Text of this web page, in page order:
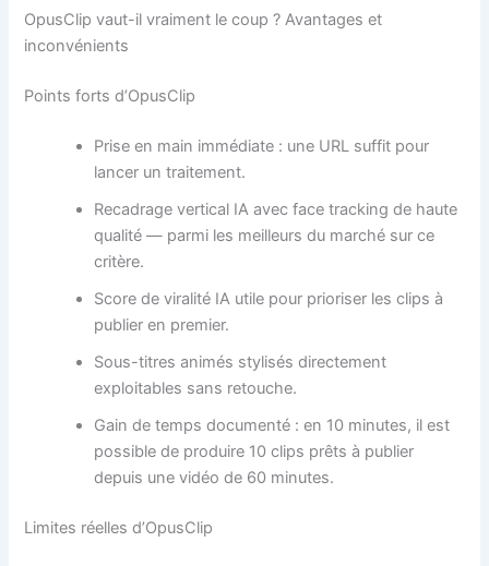
OpusClip vaut-il vraiment le coup ? Avantages et
inconvénients
Points forts d’OpusClip
Prise en main immédiate : une URL suffit pour
lancer un traitement.
Recadrage vertical IA avec face tracking de haute
qualité — parmi les meilleurs du marché sur ce
critère.
Score de viralité IA utile pour prioriser les clips à
publier en premier.
Sous-titres animés stylisés directement
exploitables sans retouche.
Gain de temps documenté : en 10 minutes, il est
possible de produire 10 clips prêts à publier
depuis une vidéo de 60 minutes.
Limites réelles d’OpusClip